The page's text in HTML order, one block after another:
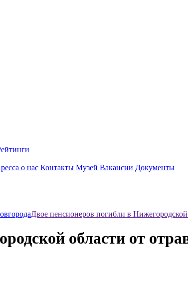
о нас Контакты Музей Вакансии Документы
Двое пенсионеров погибли в
области от